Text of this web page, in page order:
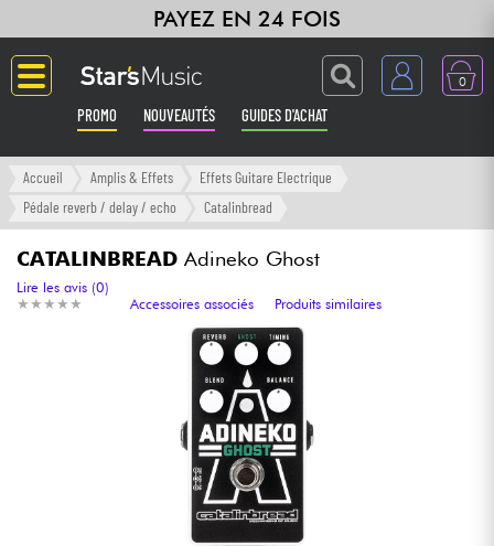
PAYEZ EN 24 FOIS
0
PROMO NOUVEAUTÉS GUIDES D'ACHAT
Langue
Amplis & Effets
Claviers & Pianos
Synthés & Sampleurs
Accueil Amplis & Effets
Effets Guitare Electrique
Pédale reverb / delay / echo
Catalinbread
CATALINBREAD Adineko Ghost
★ ★ ★ ★ ★
★ ★ ★ ★ ★
Lire les avis (0)
Accessoires associés
Produits similaires